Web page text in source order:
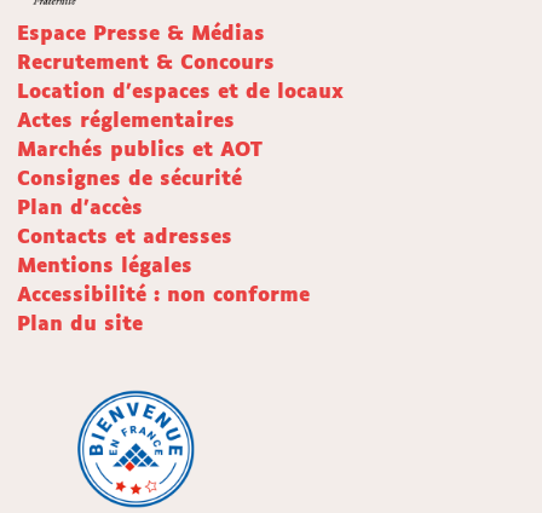
Espace Presse & Médias
Recrutement & Concours
Location d'espaces et de locaux
Actes réglementaires
Marchés publics et AOT
Consignes de sécurité
Plan d'accès
Contacts et adresses
Mentions légales
Accessibilité : non conforme
Plan du site